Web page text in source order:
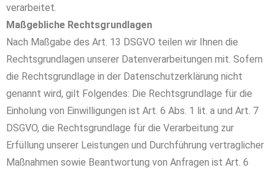
verarbeitet.
Maßgebliche Rechtsgrundlagen
Nach Maßgabe des Art. 13 DSGVO teilen wir Ihnen die
Rechtsgrundlagen unserer Datenverarbeitungen mit. Sofern
die Rechtsgrundlage in der Datenschutzerklärung nicht
genannt wird, gilt Folgendes: Die Rechtsgrundlage für die
Einholung von Einwilligungen ist Art. 6 Abs. 1 lit. a und Art. 7
DSGVO, die Rechtsgrundlage für die Verarbeitung zur
Erfüllung unserer Leistungen und Durchführung vertraglicher
Maßnahmen sowie Beantwortung von Anfragen ist Art. 6